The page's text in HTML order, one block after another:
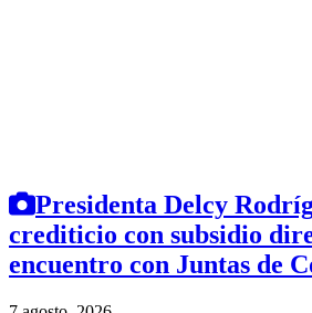
Presidenta Delcy
crediticio con subsidio
encuentro con Juntas de